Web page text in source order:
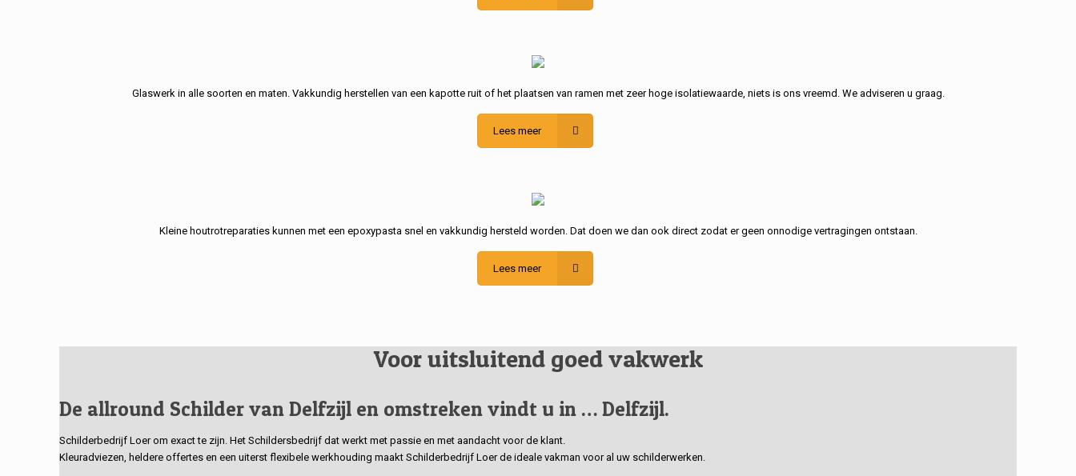
Glaswerk in alle soorten en maten. Vakkundig herstellen van een kapotte ruit of het plaatsen van ramen met zeer hoge isolatiewaarde, niets is ons vreemd. We adviseren u graag.
Lees meer
Kleine houtrotreparaties kunnen met een epoxypasta snel en vakkundig hersteld worden. Dat doen we dan ook direct zodat er geen onnodige vertragingen ontstaan.
Lees meer
Voor uitsluitend goed vakwerk
De allround Schilder van Delfzijl en omstreken vindt u in … Delfzijl.
Schilderbedrijf Loer om exact te zijn. Het Schildersbedrijf dat werkt met passie en met aandacht voor de klant.
Kleuradviezen, heldere offertes en een uiterst flexibele werkhouding maakt Schilderbedrijf Loer de ideale vakman voor al uw schilderwerken.